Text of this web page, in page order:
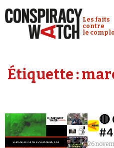
Les faits
contre
le
Analyses
Vidéos
Émissions
Étiquette :
🔴
26